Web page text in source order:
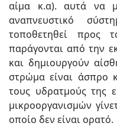
αίμα κ.α). αυτά να
αναπνευστικό
τοποθετηθεί προς
παράγονται από την
και δημιουργούν
στρώμα είναι άσπρο
τους υδρατμούς της
μικροοργανισμών
οποίο δεν είναι ορατό.